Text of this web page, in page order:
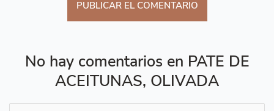
No hay comentarios en PATE DE
ACEITUNAS, OLIVADA